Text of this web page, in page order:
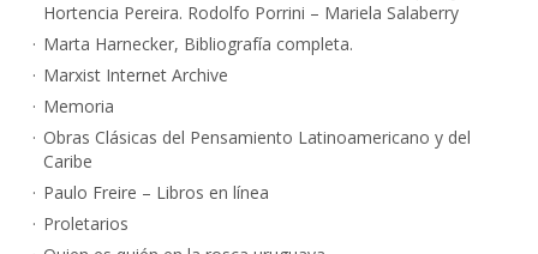
Hortencia Pereira. Rodolfo Porrini – Mariela Salaberry
Marta Harnecker, Bibliografía completa.
Marxist Internet Archive
Memoria
Obras Clásicas del Pensamiento Latinoamericano y del
Caribe
Paulo Freire – Libros en línea
Proletarios